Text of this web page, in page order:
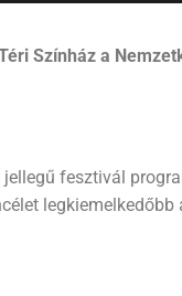
Színház a
fesztivál